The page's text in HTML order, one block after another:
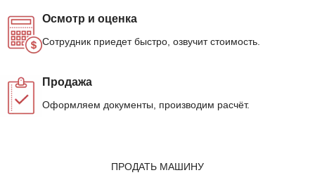
Осмотр и оценка
Сотрудник приедет быстро, озвучит стоимость.
Продажа
Оформляем документы, производим расчёт.
ПРОДАТЬ МАШИНУ